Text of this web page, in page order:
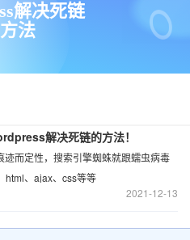
解决死链
法
12-13
2021
解决死链的方法！
而定性，搜索引擎蜘蛛就跟蠕虫病毒
html、ajax、css等等